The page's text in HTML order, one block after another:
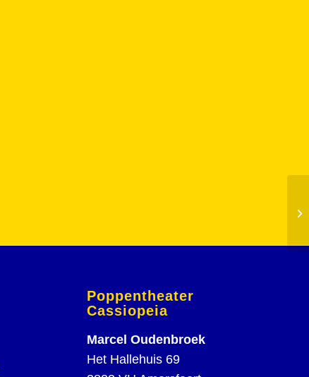
Poppentheater
Cassiopeia
Marcel Oudenbroek
Het Hallehuis 69